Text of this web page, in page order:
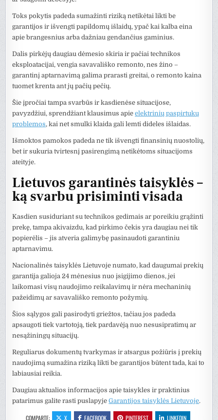
Toks pokytis padeda sumažinti riziką netikėtai likti be
garantijos ir išvengti papildomų išlaidų, ypač kai kalba eina
apie brangesnius arba dažniau gendančius gaminius.
Dalis pirkėjų daugiau dėmesio skiria ir pačiai technikos
eksploatacijai, vengia savavališko remonto, nes žino –
garantinį aptarnavimą galima prarasti greitai, o remonto kaina
tuomet krenta ant jų pačių pečių.
Šie įpročiai tampa svarbūs ir kasdienėse situacijose,
pavyzdžiui, sprendžiant klausimus apieelektrinių paspirtukų
problemos, kai net smulki klaida gali lemti dideles išlaidas.
Išmoktos pamokos padeda ne tik išvengti finansinių nuostolių,
bet ir sukuria tvirtesnį pasirengimą netikėtoms situacijoms
ateityje.
Lietuvos garantinės taisyklės –
ką svarbu prisiminti visada
Kasdien susiduriant su technikos gedimais ar poreikiu grąžinti
prekę, tampa akivaizdu, kad pirkimo čekis yra daugiau nei tik
popierėlis – jis atveria galimybę pasinaudoti garantiniu
aptarnavimu.
Nacionalinės taisyklės Lietuvoje numato, kad daugumai prekių
garantija galioja 24 mėnesius nuo įsigijimo dienos, jei
laikomasi visų naudojimo reikalavimų ir nėra mechaninių
pažeidimų ar savavališko remonto požymių.
Šios sąlygos gali pasirodyti griežtos, tačiau jos padeda
apsaugoti tiek vartotoją, tiek pardavėją nuo nesusipratimų ar
nesąžiningų situacijų.
Reguliarus dokumentų tvarkymas ir atsargus požiūris į prekių
naudojimą sumažina riziką likti be garantijos būtent tada, kai to
labiausiai reikia.
Daugiau aktualios informacijos apie taisykles ir praktinius
patarimus galite rasti puslapyjeGarantijos taisyklės Lietuvoje.
COMPARTE: X FACEBOOK PINTEREST LINKEDIN